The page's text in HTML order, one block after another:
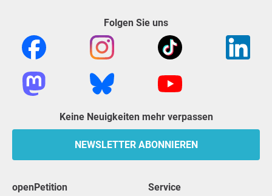
Folgen Sie uns
Keine Neuigkeiten mehr verpassen
NEWSLETTER ABONNIEREN
openPetition
Service